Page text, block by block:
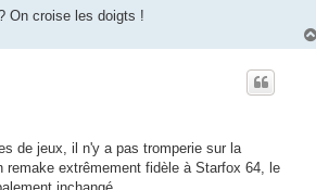
On croise les doigts !
de jeux, il n'y a pas tromperie sur la
remake extrêmement fidèle à Starfox 64, le